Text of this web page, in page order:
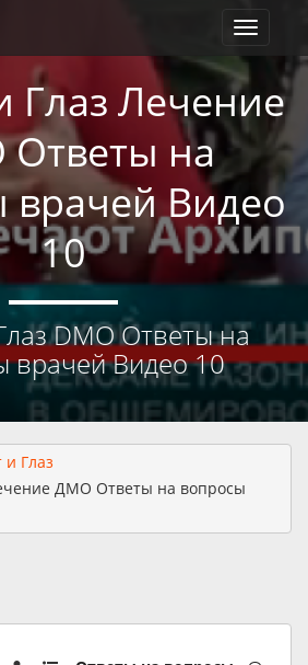
Глаз Лечение
на
врачей Видео
10
DMO Ответы на
врачей Видео 10
Toggle
и Глаз
ДМО Ответы на вопросы